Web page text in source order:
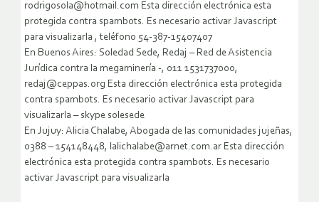
rodrigosola@hotmail.com Esta dirección electrónica esta
protegida contra spambots. Es necesario activar Javascript
para visualizarla , teléfono 54-387-15407407
En Buenos Aires: Soledad Sede, Redaj – Red de Asistencia
Jurídica contra la megaminería -, 011 1531737000,
redaj@ceppas.org Esta dirección electrónica esta protegida
contra spambots. Es necesario activar Javascript para
visualizarla – skype solesede
En Jujuy: Alicia Chalabe, Abogada de las comunidades jujeñas,
0388 – 154148448, lalichalabe@arnet.com.ar Esta dirección
electrónica esta protegida contra spambots. Es necesario
activar Javascript para visualizarla